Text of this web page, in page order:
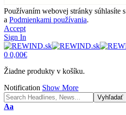
Používaním webovej stránky súhlasíte s
a Podmienkami používania.
Accept
Sign In
0 0,00€
Žiadne produkty v košíku.
Notification Show More
Font
Aa